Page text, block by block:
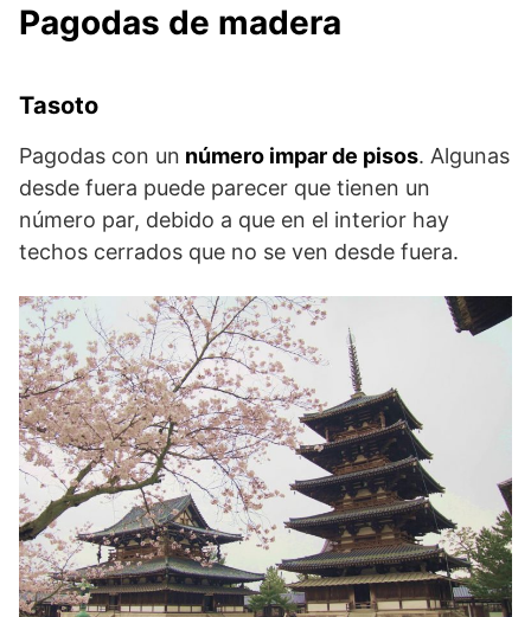
Pagodas de madera
Tasoto
Pagodas con un número impar de pisos. Algunas
desde fuera puede parecer que tienen un
número par, debido a que en el interior hay
techos cerrados que no se ven desde fuera.